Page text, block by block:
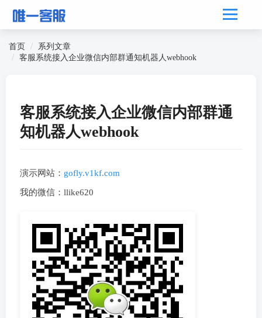
首页
系列文章
客服系统接入企业微信内部群通知机器人webhook
客服系统接入企业微信内部群通
知机器人webhook
演示网站： gofly.v1kf.com
我的微信：llike620